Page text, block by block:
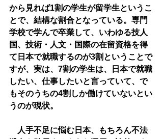
から見れば1割の学生が留学生というこ
とで、結構な割合となっている。専門
学校で学んで卒業して、いわゆる技人
国、技術・人文・国際の在留資格を得
て日本で就職するのが3割ということで
すが、実は、7割の学生は、日本で就職
したい、仕事したいと言っていて、で
もそのうちの4割しか働けていないとい
うのが現状。
人手不足に悩む日本、もちろん不法